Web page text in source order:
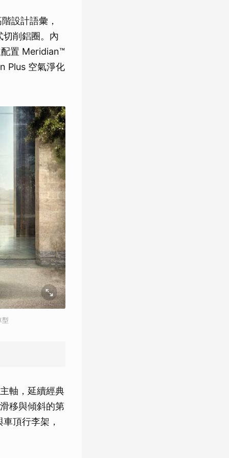
設計語彙，
削鋁圈。內
置 Meridian™
Plus 空氣淨化
軸，延續經典
移與傾斜的第
頂行李架，